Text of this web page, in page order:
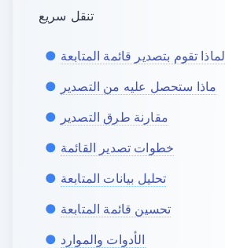
تنقل سريع
لماذا تقوم بتصدير قائمة المتابعة
ماذا ستحصل عليه من التصدير
مقارنة طرق التصدير
خطوات تصدير القائمة
تحليل بيانات المتابعة
تحسين قائمة المتابعة
الأدوات والموارد